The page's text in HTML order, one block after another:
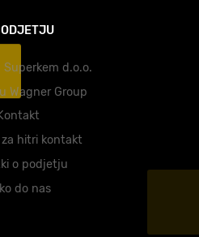
d.o.o.
Wagner Group
za hitri kontakt
o podjetju
do nas